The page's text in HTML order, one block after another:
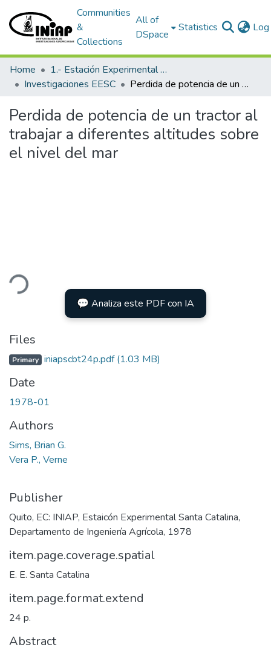
Communities
&
Collections
All of
DSpace
Statistics
Home
1.- Estación Experimental Santa Catalina
Investigaciones EESC
Perdida de potencia de un tractor al trabajar a diferentes altitudes sobre el nivel del mar
Perdida de potencia de un tractor al
trabajar a diferentes altitudes sobre
el nivel del mar
💬 Analiza este PDF con IA
Files
Primary iniapscbt24p.pdf(1.03 MB)
Date
1978-01
Authors
Sims, Brian G.
Vera P., Verne
Publisher
Quito, EC: INIAP, Estaicón Experimental Santa Catalina,
Departamento de Ingeniería Agrícola, 1978
item.page.coverage.spatial
E. E. Santa Catalina
item.page.format.extend
24 p.
Abstract